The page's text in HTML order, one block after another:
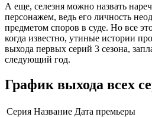
А еще, селезня можно назвать
персонажем, ведь его личность
предметом споров в суде. Но все
когда известно, утиные истории
выхода первых серий 3 сезона,
следующий год.
График выхода всех
Серия Название Дата премьеры